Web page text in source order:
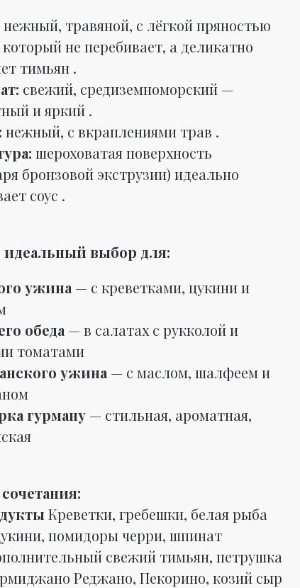
нежный, травяной, с лёгкой пряностью
не перебивает, а деликатно
тимьян .
свежий, средиземноморский —
и яркий .
нежный, с вкраплениями трав .
шероховатая поверхность
бронзовой экструзии) идеально
соус .
идеальный выбор для:
ужина — с креветками, цукини и
обеда — в салатах с рукколой и
томатами
ужина — с маслом, шалфеем и
гурману— стильная, ароматная,
Креветки, гребешки, белая рыба
помидоры черри, шпинат
свежий тимьян, петрушка
Реджано, Пекорино, козий сыр